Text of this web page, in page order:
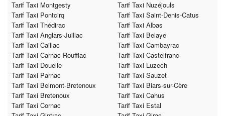
Tarif Taxi Montgesty
Tarif Taxi Nuzéjouls
Tarif Taxi Pontcirq
Tarif Taxi Saint-Denis-Catus
Tarif Taxi Thédirac
Tarif Taxi Albas
Tarif Taxi Anglars-Juillac
Tarif Taxi Belaye
Tarif Taxi Caillac
Tarif Taxi Cambayrac
Tarif Taxi Carnac-Rouffiac
Tarif Taxi Castelfranc
Tarif Taxi Douelle
Tarif Taxi Luzech
Tarif Taxi Parnac
Tarif Taxi Sauzet
Tarif Taxi Belmont-Bretenoux
Tarif Taxi Biars-sur-Cère
Tarif Taxi Bretenoux
Tarif Taxi Cahus
Tarif Taxi Cornac
Tarif Taxi Estal